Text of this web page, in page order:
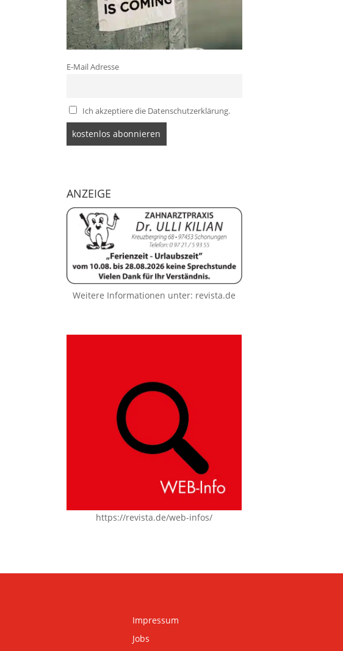
E-Mail Adresse
Ich akzeptiere die Datenschutzerklärung.
ANZEIGE
Weitere Informationen unter: revista.de
https://revista.de/web-infos/
Impressum
Jobs